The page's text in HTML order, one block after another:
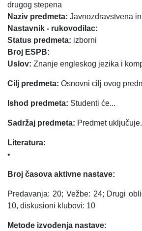
drugog stepena
Naziv predmeta: Javnozdravstvena
Nastavnik - rukovodilac:
Status predmeta: izborni
Broj ESPB:
Uslov: Znanje engleskog jezika i
Cilj predmeta: Osnovni cilj ovog
Ishod predmeta: Studenti će...
Sadržaj predmeta: Predmet
Literatura:
•
Broj časova aktivne nastave:
Predavanja: 20; Vežbe: 24; Drugi
10, diskusioni klubovi: 10
Metode izvođenja nastave: